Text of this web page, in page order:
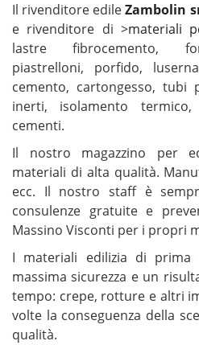
Il rivenditore edileZambolin
e rivenditore di >materiali
lastre fibrocemento,
piastrelloni, porfido,
cemento, cartongesso, tubi
inerti, isolamento
cementi.
Il nostro magazzino per
materiali di alta qualità.
ecc. Il nostro staff è
consulenze gratuite e
Massino Visconti per i propri
I materiali edilizia di prima
massima sicurezza e un
tempo: crepe, rotture e altri
volte la conseguenza della
qualità.